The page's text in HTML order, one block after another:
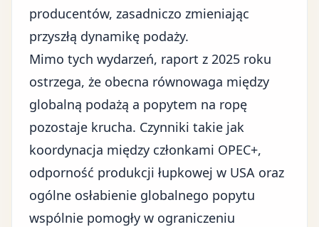
producentów, zasadniczo zmieniając
przyszłą dynamikę podaży.
Mimo tych wydarzeń, raport z 2025 roku
ostrzega, że obecna równowaga między
globalną podażą a popytem na ropę
pozostaje krucha. Czynniki takie jak
koordynacja między członkami OPEC+,
odporność produkcji łupkowej w USA oraz
ogólne osłabienie globalnego popytu
wspólnie pomogły w ograniczeniu